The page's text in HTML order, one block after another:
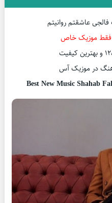
عاشقتم روانیتم
فقط موزیک خاص
در موزیک آس
Best New Music Shahab